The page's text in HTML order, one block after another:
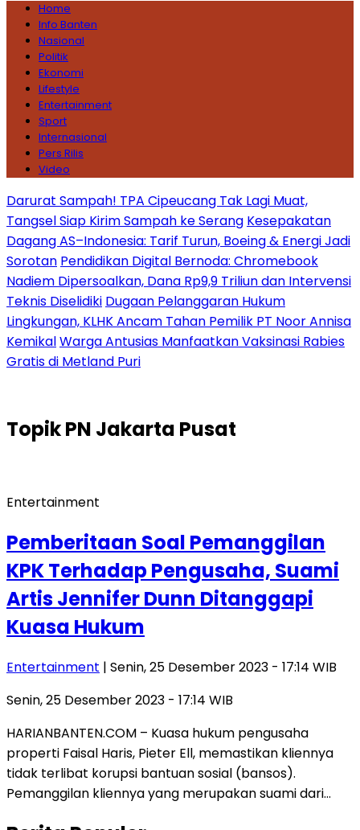
Home
Info Banten
Nasional
Politik
Ekonomi
Lifestyle
Entertainment
Sport
Internasional
Pers Rilis
Video
Darurat Sampah! TPA Cipeucang Tak Lagi Muat,
Tangsel Siap Kirim Sampah ke Serang Kesepakatan
Dagang AS–Indonesia: Tarif Turun, Boeing & Energi Jadi
Sorotan Pendidikan Digital Bernoda: Chromebook
Nadiem Dipersoalkan, Dana Rp9,9 Triliun dan Intervensi
Teknis Diselidiki Dugaan Pelanggaran Hukum
Lingkungan, KLHK Ancam Tahan Pemilik PT Noor Annisa
KemikalWarga Antusias Manfaatkan Vaksinasi Rabies
Gratis di Metland Puri
TopikPN Jakarta Pusat
Entertainment
Pemberitaan Soal Pemanggilan
KPK Terhadap Pengusaha, Suami
Artis Jennifer Dunn Ditanggapi
Kuasa Hukum
Entertainment | Senin, 25 Desember 2023 - 17:14 WIB
Senin, 25 Desember 2023 - 17:14 WIB
HARIANBANTEN.COM – Kuasa hukum pengusaha
properti Faisal Haris, Pieter Ell, memastikan kliennya
tidak terlibat korupsi bantuan sosial (bansos).
Pemanggilan kliennya yang merupakan suami dari…